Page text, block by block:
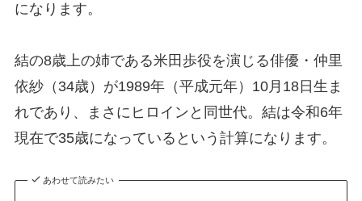
になります。
結の8歳上の姉である米田歩役を演じる俳優・仲里
依紗（34歳）が1989年（平成元年）10月18日生ま
れであり、まさにヒロインと同世代。結は令和6年
現在で35歳になっているという計算になります。
あわせて読みたい